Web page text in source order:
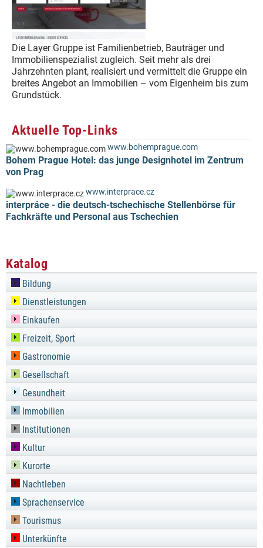
Die Layer Gruppe ist Familienbetrieb, Bauträger und
Immobilienspezialist zugleich. Seit mehr als drei
Jahrzehnten plant, realisiert und vermittelt die Gruppe ein
breites Angebot an Immobilien – vom Eigenheim bis zum
Grundstück.
Aktuelle Top-Links
www.bohemprague.com
Bohem Prague Hotel: das junge Designhotel im Zentrum
von Prag
www.interprace.cz
interpráce - die deutsch-tschechische Stellenbörse für
Fachkräfte und Personal aus Tschechien
Katalog
Bildung
Dienstleistungen
Einkaufen
Freizeit, Sport
Gastronomie
Gesellschaft
Gesundheit
Immobilien
Institutionen
Kultur
Kurorte
Nachtleben
Sprachenservice
Tourismus
Unterkünfte